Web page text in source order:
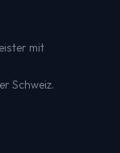
mit
Schweiz.